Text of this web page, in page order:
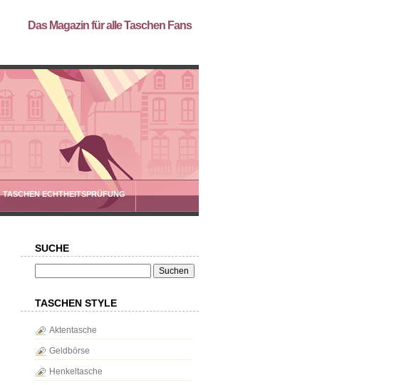
Das Magazin für alle Taschen Fans
TASCHEN ECHTHEITSPRÜFUNG
SUCHE
TASCHEN STYLE
Aktentasche
Geldbörse
Henkeltasche